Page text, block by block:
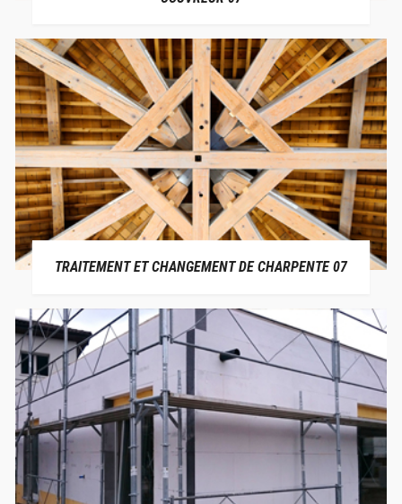
TRAITEMENT ET CHANGEMENT DE CHARPENTE 07